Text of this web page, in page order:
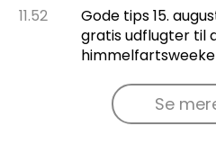
11.52
Gode tips 15.
gratis udflugter til
Se